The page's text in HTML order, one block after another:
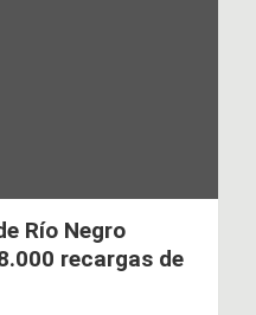
Río Negro
recargas de